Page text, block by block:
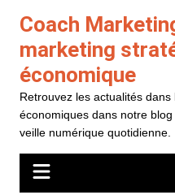
contenu
Coach
marketing
économique
Retrouvez les actualités
économiques dans notre
veille numérique quotidienne.